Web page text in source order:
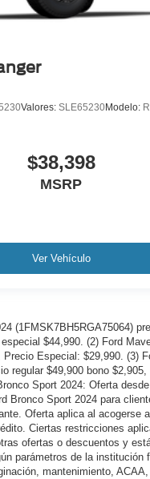
Valores: SLE65230Modelo:
$38,398
MSRP
Ver Vehículo
(1FMSK7BH5RGA75064)
$44,990. (2) Ford
Especial: $29,990. (3)
regular $49,900 bono
Sport 2024: Oferta
Bronco Sport 2024 para
Oferta aplica al acogerse
Ciertas restricciones
ofertas o descuentos y
parámetros de la institución
mantenimiento,